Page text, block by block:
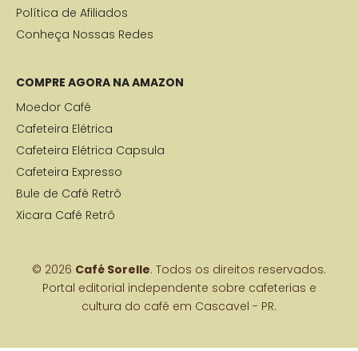
Política de Afiliados
Conheça Nossas Redes
COMPRE AGORA NA AMAZON
Moedor Café
Cafeteira Elétrica
Cafeteira Elétrica Capsula
Cafeteira Expresso
Bule de Café Retrô
Xicara Café Retrô
© 2026 Café Sorelle. Todos os direitos reservados.
Portal editorial independente sobre cafeterias e
cultura do café em Cascavel - PR.